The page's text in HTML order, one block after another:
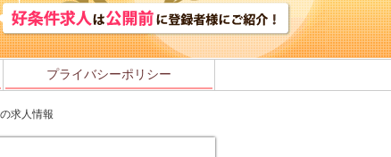
プライバシーポリシー
の求人情報